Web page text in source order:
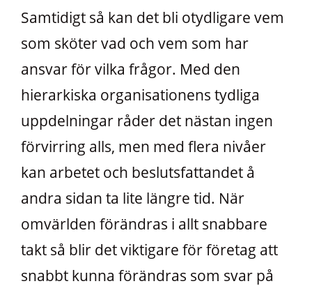
Samtidigt så kan det bli otydligare vem
som sköter vad och vem som har
ansvar för vilka frågor. Med den
hierarkiska organisationens tydliga
uppdelningar råder det nästan ingen
förvirring alls, men med flera nivåer
kan arbetet och beslutsfattandet å
andra sidan ta lite längre tid. När
omvärlden förändras i allt snabbare
takt så blir det viktigare för företag att
snabbt kunna förändras som svar på